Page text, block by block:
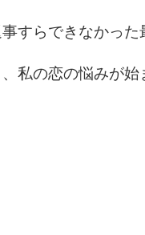
すらできなかった
私の恋の悩みが始